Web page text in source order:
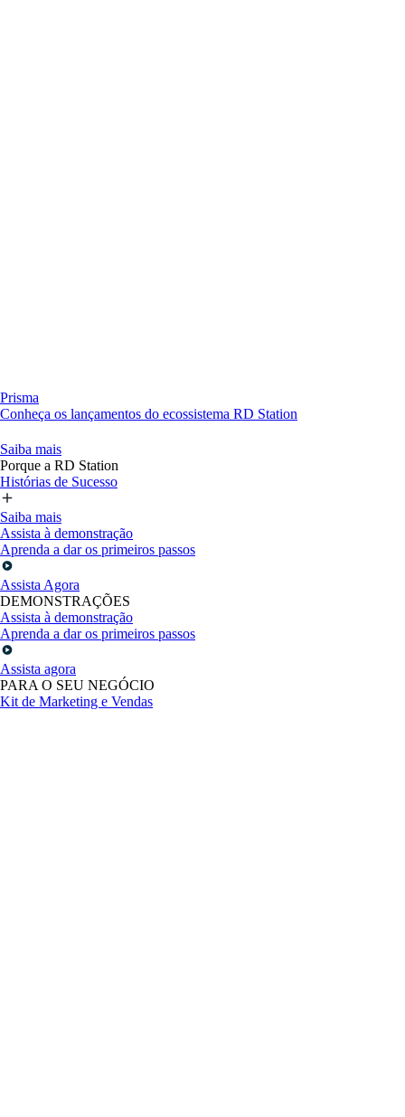
Prisma
Conheça os lançamentos do ecossistema RD Station
Saiba mais
Porque a RD Station
Histórias de Sucesso
Saiba mais
Assista à demonstração
Aprenda a dar os primeiros passos
Assista Agora
DEMONSTRAÇÕES
Assista à demonstração
Aprenda a dar os primeiros passos
Assista agora
PARA O SEU NEGÓCIO
Kit de Marketing e Vendas